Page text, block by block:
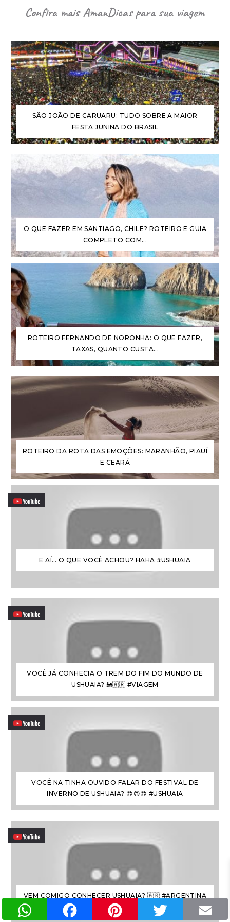
Confira mais AmanDicas para sua viagem
SÃO JOÃO DE CARUARU: TUDO SOBRE A MAIOR
FESTA JUNINA DO BRASIL
O QUE FAZER EM SANTIAGO, CHILE? ROTEIRO E GUIA
COMPLETO COM...
ROTEIRO FERNANDO DE NORONHA: O QUE FAZER,
TAXAS, QUANTO CUSTA...
ROTEIRO DA ROTA DAS EMOÇÕES: MARANHÃO, PIAUÍ
E CEARÁ
E AÍ… O QUE VOCÊ ACHOU? HAHA #USHUAIA
VOCÊ JÁ CONHECIA O TREM DO FIM DO MUNDO DE
USHUAIA? 🚂🇦🇷 #VIAGEM
VOCÊ NA TINHA OUVIDO FALAR DO FESTIVAL DE
INVERNO DE USHUAIA? 😍😍😍 #USHUAIA
VEM COMIGO CONHECER USHUAIA? 🇦🇷 #ARGENTINA
#FIMDOMUNDO
WhatsApp Facebook